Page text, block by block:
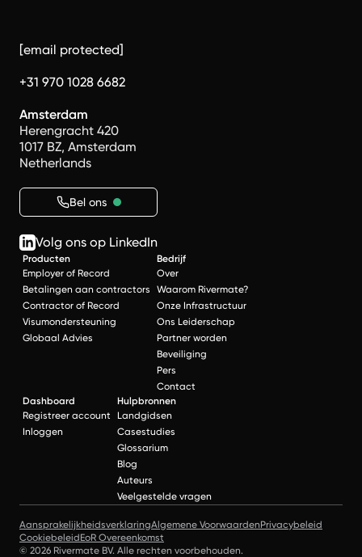
[email protected]
+31 970 1028 6682
Amsterdam
Herengracht 420
1017 BZ, Amsterdam
Netherlands
Bel ons
Volg ons op LinkedIn
Producten
Employer of Record
Betalingen aan contractors
Contractor of Record
Visumondersteuning
Globaal Advies
Bedrijf
Over
Waarom Rivermate?
Onze Infrastructuur
Ons Leiderschap
Partner worden
Beveiliging
Pers
Contact
Dashboard
Registreer account
Inloggen
Hulpbronnen
Landgidsen
Casestudies
Glossarium
Blog
Auteurs
Veelgestelde vragen
AansprakelijkheidsverklaringAlgemene VoorwaardenPrivacybeleid
CookiebeleidEoR Overeenkomst
© 2026 Rivermate BV. Alle rechten voorbehouden.